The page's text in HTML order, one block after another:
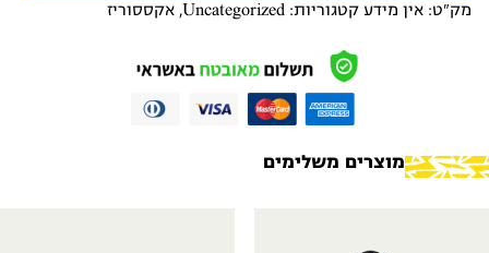
מק"ט: אין מידע קטגוריות: Uncategorized
, אקססוריז
מוצרים משלימים